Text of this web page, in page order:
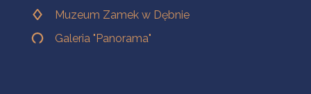
Muzeum Zamek w Dębnie
Galeria "Panorama"